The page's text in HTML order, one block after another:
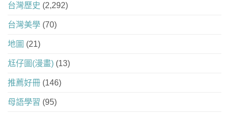
台灣歷史 (2,292)
台灣美學 (70)
地圖 (21)
尪仔圖(漫畫) (13)
推薦好冊 (146)
母語學習 (95)